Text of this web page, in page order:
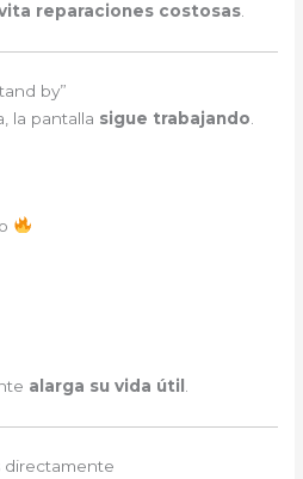
reparaciones costosas.
by”
la pantalla sigue trabajando
alarga su vida útil .
directamente